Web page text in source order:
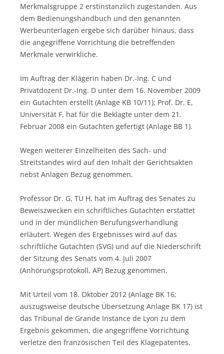
Merkmalsgruppe 2 erstinstanzlich zugestanden. Aus
dem Bedienungshandbuch und den genannten
Werbeunterlagen ergebe sich darüber hinaus, dass
die angegriffene Vorrichtung die betreffenden
Merkmale verwirkliche.
Im Auftrag der Klägerin haben Dr.-Ing. C und
Privatdozent Dr.-Ing. D unter dem 16. November 2009
ein Gutachten erstellt (Anlage KB 10/11); Prof. Dr. E,
Universität F, hat für die Beklagte unter dem 21.
Februar 2008 ein Gutachten gefertigt (Anlage BB 1).
Wegen weiterer Einzelheiten des Sach- und
Streitstandes wird auf den Inhalt der Gerichtsakten
nebst Anlagen Bezug genommen.
Professor Dr. G, TU H, hat im Auftrag des Senates zu
Beweiszwecken ein schriftliches Gutachten erstattet
und in der mündlichen Berufungsverhandlung
erläutert. Wegen des Ergebnisses wird auf das
schriftliche Gutachten (SVG) und auf die Niederschrift
der Sitzung des Senats vom 4. Juli 2007
(Anhörungsprotokoll, AP) Bezug genommen.
Mit Urteil vom 18. Oktober 2012 (Anlage BK 16;
auszugsweise deutsche Übersetzung Anlage BK 17) ist
das Tribunal de Grande Instance de Lyon zu dem
Ergebnis gekommen, die angegriffene Vorrichtung
verletze den französischen Teil des Klagepatentes.